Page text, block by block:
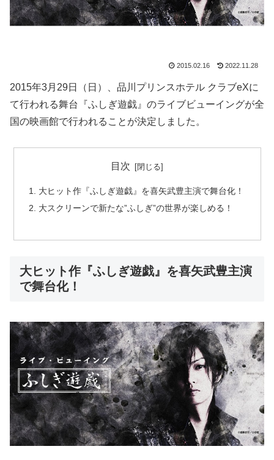
2015.02.16 2022.11.28
2015年3月29日（日）、品川プリンスホテル クラブeXに
て行われる舞台『ふしぎ遊戯』のライブビューイングが全
国の映画館で行われることが決定しました。
目次
大ヒット作『ふしぎ遊戯』を喜矢武豊主演で舞台化！
大スクリーンで新たな”ふしぎ”の世界が楽しめる！
大ヒット作『ふしぎ遊戯』を喜矢武豊主演
で舞台化！